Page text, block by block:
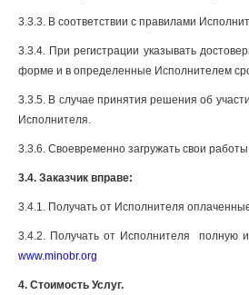
3.3.3. В соответствии с правилами
3.3.4. При регистрации указывать
форме и в определенные Исполнителем
3.3.5. В случае принятия решения об
Исполнителя.
3.3.6. Своевременно загружать свои
3.4. Заказчик вправе:
3.4.1. Получать от Исполнителя
3.4.2. Получать от Исполнителя полную
www.minobr.org
4. Стоимость Услуг.